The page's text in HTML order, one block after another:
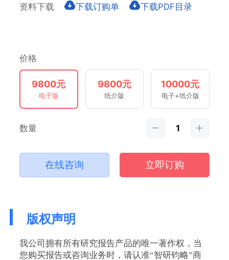
资料下载 下载订购单 下载PDF目录
价格
9800元
电子版
9800元
纸介版
10000元
电子+纸介版
数量
在线咨询 立即订购
版权声明
我公司拥有所有研究报告产品的唯一著作权，当
您购买报告或咨询业务时，请认准“智研钧略”商